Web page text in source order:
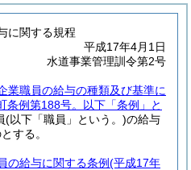
に関する規程
平成17年4月1日
水道事業管理訓令第2号
業職員の給与の種類及び基準に
条例第188号。以下「条例」と
(以下「職員」という。)の給与
する。
の給与に関する条例(平成17年